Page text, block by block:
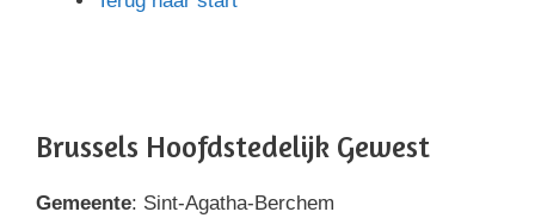
Brussels Hoofdstedelijk Gewest
Gemeente: Sint-Agatha-Berchem